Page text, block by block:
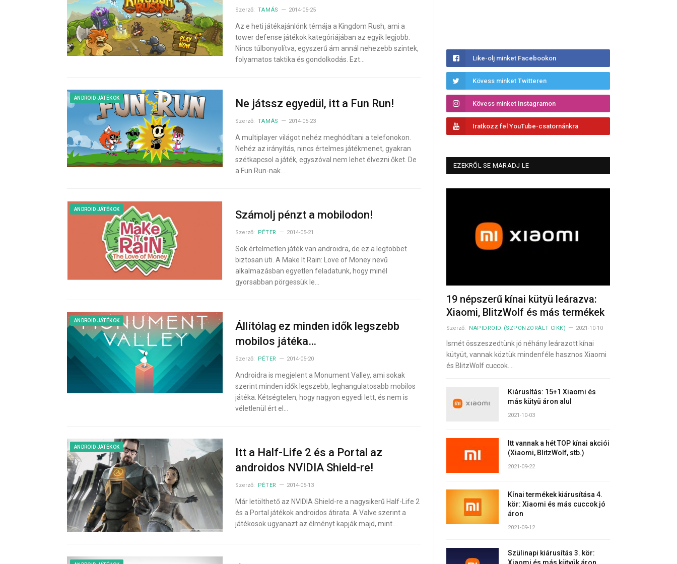
Szerző: TAMÁS 2014-05-25
Az e heti játékajánlónk témája a Kingdom Rush, ami a
tower defense játékok kategóriájában az egyik legjobb.
Nincs túlbonyolítva, egyszerű ám annál nehezebb szintek,
folyamatos taktika és gondolkodás. Ezt…
ANDROID JÁTÉKOK Ne játssz egyedül, itt a Fun Run!
Szerző: TAMÁS 2014-05-23
A multiplayer világot nehéz meghódítani a telefonokon.
Nehéz az irányítás, nincs értelmes játékmenet, gyakran
szétkapcsol a játék, egyszóval nem lehet élvezni őket. De
a Fun Run-nak…
ANDROID JÁTÉKOK Számolj pénzt a mobilodon!
Szerző: PÉTER 2014-05-21
Sok értelmetlen játék van androidra, de ez a legtöbbet
biztosan üti. A Make It Rain: Love of Money nevű
alkalmazásban egyetlen feladatunk, hogy minél
gyorsabban pörgessük le…
ANDROID JÁTÉKOK
Állítólag ez minden idők legszebb
mobilos játéka…
Szerző: PÉTER 2014-05-20
Androidra is megjelent a Monument Valley, ami sokak
szerint minden idők legszebb, leghangulatosabb mobilos
játéka. Kétségtelen, hogy nagyon egyedi lett, és nem is
véletlenül ért el…
ANDROID JÁTÉKOK
Itt a Half-Life 2 és a Portal az
androidos NVIDIA Shield-re!
Szerző: PÉTER 2014-05-13
Már letölthető az NVIDIA Shield-re a nagysikerű Half-Life 2
és a Portal játékok androidos átirata. A Valve szerint a
játékosok ugyanazt az élményt kapják majd, mint…
Like-olj minket Facebookon
Kövess minket Twitteren
Kövess minket Instagramon
Iratkozz fel YouTube-csatornánkra
EZEKRŐL SE MARADJ LE
19 népszerű kínai kütyü leárazva:
Xiaomi, BlitzWolf és más termékek
Szerző: NAPIDROID (SZPONZORÁLT CIKK) 2021-10-10
Ismét összeszedtünk jó néhány leárazott kínai
kütyüt, vannak köztük mindenféle hasznos Xiaomi
és BlitzWolf cuccok.…
Kiárusítás: 15+1 Xiaomi és
más kütyü áron alul
2021-10-03
Itt vannak a hét TOP kínai akciói
(Xiaomi, BlitzWolf, stb.)
2021-09-22
Kínai termékek kiárusítása 4.
kör: Xiaomi és más cuccok jó
áron
2021-09-12
Szülinapi kiárusítás 3. kör: